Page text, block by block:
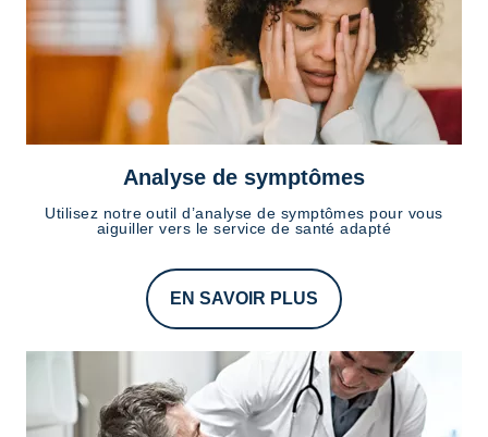
Analyse de symptômes
Utilisez notre outil d’analyse de symptômes pour vous
aiguiller vers le service de santé adapté
EN SAVOIR PLUS